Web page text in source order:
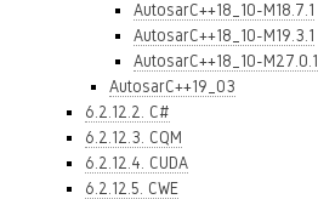
AutosarC++18_10-M18.7.1
AutosarC++18_10-M19.3.1
AutosarC++18_10-M27.0.1
AutosarC++19_03
6.2.12.2. C#
6.2.12.3. CQM
6.2.12.4. CUDA
6.2.12.5. CWE